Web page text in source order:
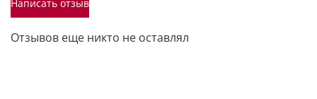
Написать отзыв
Отзывов еще никто не оставлял